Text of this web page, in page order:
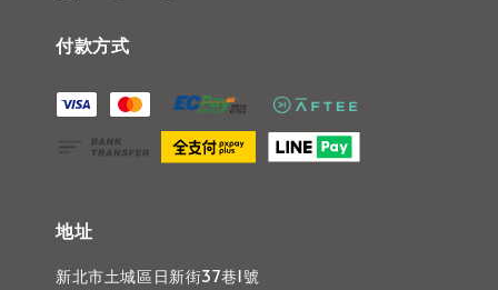
付款方式
地址
新北市土城區日新街37巷1號